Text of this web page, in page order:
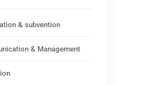
& subvention
& Management